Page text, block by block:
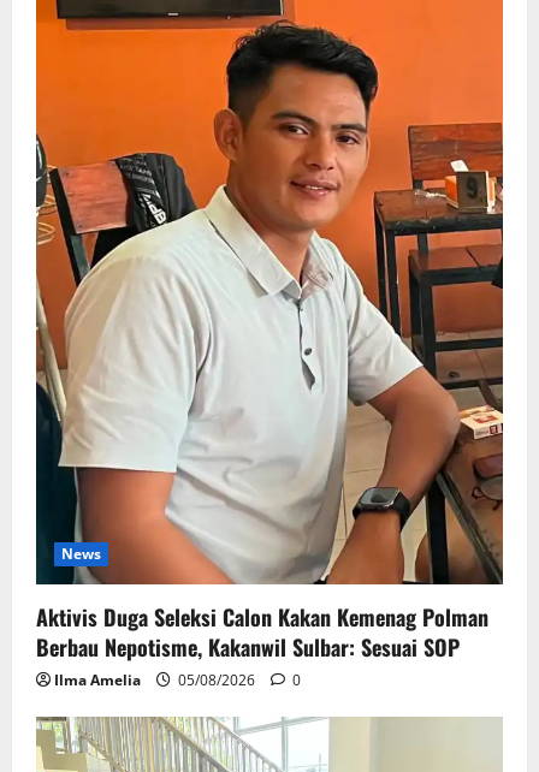
News
Aktivis Duga Seleksi Calon Kakan Kemenag Polman
Berbau Nepotisme, Kakanwil Sulbar: Sesuai SOP
Ilma Amelia 05/08/2026 0